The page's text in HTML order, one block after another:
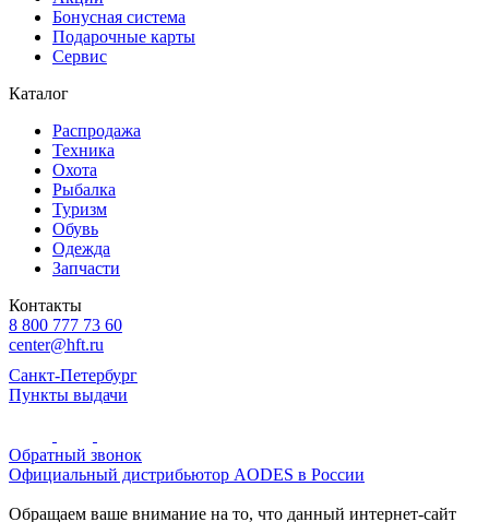
Бонусная система
Подарочные карты
Сервис
Каталог
Распродажа
Техника
Охота
Рыбалка
Туризм
Обувь
Одежда
Запчасти
Контакты
8 800 777 73 60
center@hft.ru
Санкт-Петербург
Пункты выдачи
Обратный звонок
Официальный дистрибьютор AODES в России
Обращаем ваше внимание на то, что данный интернет-сайт